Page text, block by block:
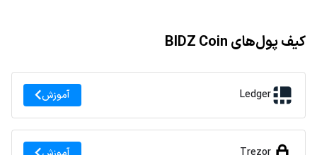
کیف پول‌های BIDZ Coin
Ledger آموزش